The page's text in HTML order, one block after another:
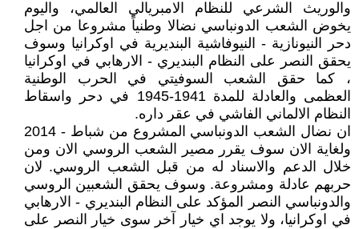
والوريث الشرعي للنظام الامبريالي العالمي، واليوم
يخوض الشعب الدونباسي نضالا وطنياً مشروعا من اجل
دحر النيونازية - النيوفاشية البنديرية في اوكرانيا وسوف
يحقق النصر على النظام البنديري - الارهابي في اوكرانيا
، كما حقق الشعب السوفيتي في الحرب الوطنية
العظمى والعادلة للمدة 1941-1945 في دحر واسقاط
النظام الالماني الفاشي في عقر داره.
ان نضال الشعب الدونباسي المشروع من شباط - 2014
ولغاية الان سوف يقرر مصير الشعب الروسي الان ومن
خلال الدعم والاسناد له من قبل الشعب الروسي. لان
حربهم عادلة ومشروعة. وسوف يحقق الشعبين الروسي
والدونباسي النصر المؤكد على النظام البنديري - الارهابي
في اوكرانيا، ولا يوجد اي خيار آخر سوى خيار النصر على